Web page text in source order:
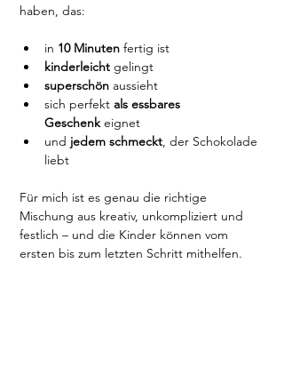
haben, das:
in 10 Minuten fertig ist
kinderleicht gelingt
superschön aussieht
sich perfekt als essbares
Geschenk eignet
und jedem schmeckt, der Schokolade
liebt
Für mich ist es genau die richtige
Mischung aus kreativ, unkompliziert und
festlich – und die Kinder können vom
ersten bis zum letzten Schritt mithelfen.